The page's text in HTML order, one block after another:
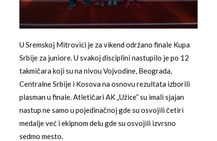
U Sremskoj Mitrovici je za vikend održano finale Kupa
Srbije za juniore. U svakoj disciplini nastupilo je po 12
takmičara koji su na nivou Vojvodine, Beograda,
Centralne Srbije i Kosova na osnovu rezultata izborili
plasman u finale. Atletičari AK „Užice” su imali sjajan
nastup ne samo u pojedinačnoj gde su osvojili četiri
medalje već i ekipnom delu gde su osvojili izvrsno
sedmo mesto.